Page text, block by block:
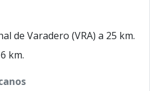
de Varadero (VRA) a 25 km.
km.